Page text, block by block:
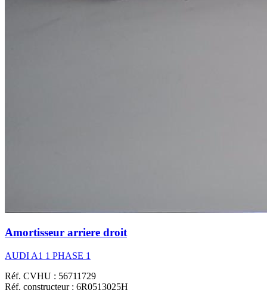
Amortisseur arriere droit
AUDI A1 1 PHASE 1
Réf. CVHU : 56711729
Réf. constructeur : 6R0513025H